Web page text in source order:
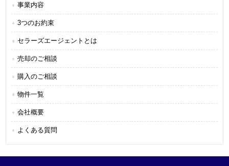
事業内容
3つのお約束
セラーズエージェントとは
売却のご相談
購入のご相談
物件一覧
会社概要
よくある質問